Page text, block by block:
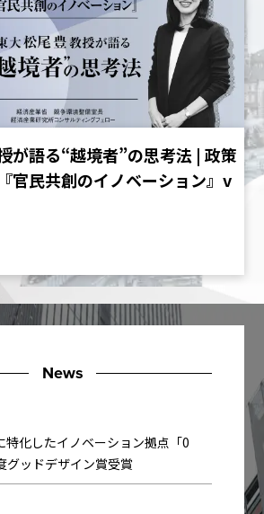
が語る“越境者”の思考法 | 政策
官民共創のイノベーション』v
News
化したイノベーション拠点「0
グッドデザイン賞受賞